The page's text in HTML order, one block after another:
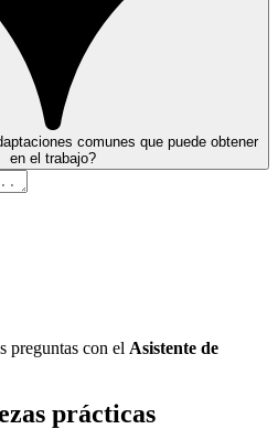
comunes que puede obtener
en el trabajo?
preguntas con el Asistente de
prácticas